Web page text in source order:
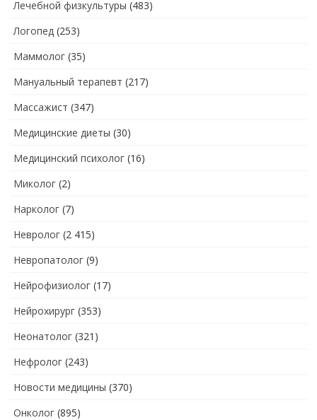
Лечебной физкультуры (483)
Логопед (253)
Маммолог (35)
Мануальный терапевт (217)
Массажист (347)
Медицинские диеты (30)
Медицинский психолог (16)
Миколог (2)
Нарколог (7)
Невролог (2 415)
Невропатолог (9)
Нейрофизиолог (17)
Нейрохирург (353)
Неонатолог (321)
Нефролог (243)
Новости медицины (370)
Онколог (895)